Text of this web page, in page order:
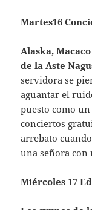
Martes16
Alaska,
de la Aste
servidora se
aguantar el
puesto como
conciertos
arrebato
una señora con
Miércoles 17